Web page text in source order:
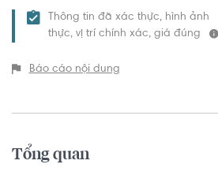
Thông tin đã xác thực, hình ảnh
thực, vị trí chính xác, giá đúng
Báo cáo nội dung
Tổng quan